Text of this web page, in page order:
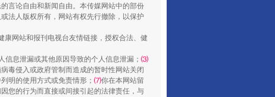
言论自由和新闻自由。本传媒网站中的部份
法人版权所有，网站有权先行撤除，以保护
康网站和报刊电视台友情链接，授权合法、健
信息泄漏或其他原因导致的个人信息泄漏； ⑶
毒侵入或政府管制而造成的暂时性网站关闭
明的使用方式或免责情形； ⑺你在本网站留
您的行为而直接或间接引起的法律责任，与